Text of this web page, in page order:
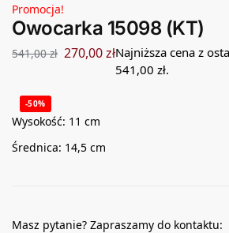
Promocja!
Owocarka 15098 (KT)
541,00zł 270,00złNajniższa cena z
541,00 zł.
-50%
Wysokość: 11 cm
Średnica: 14,5 cm
Masz pytanie? Zapraszamy do kontaktu: